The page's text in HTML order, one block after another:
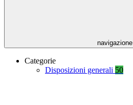
navigazione
Categorie
Disposizioni generali 50